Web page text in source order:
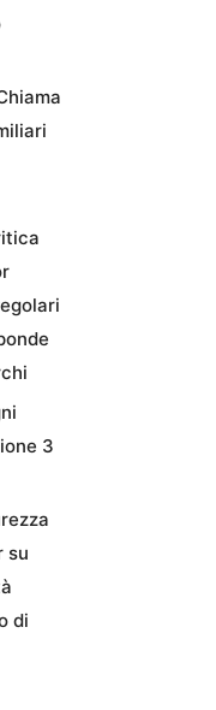
3
su
di